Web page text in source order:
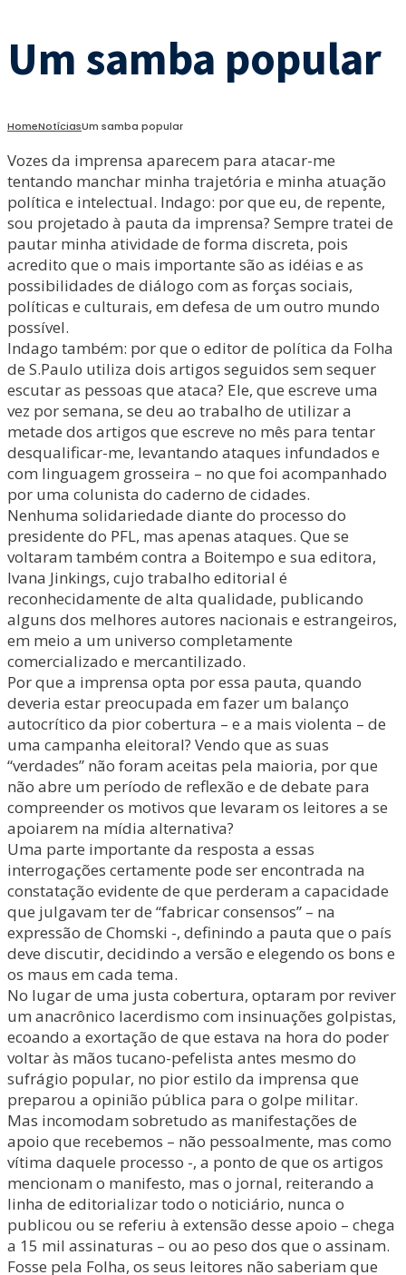
Um samba popular
HomeNotíciasUm samba popular
Vozes da imprensa aparecem para atacar-me
tentando manchar minha trajetória e minha atuação
política e intelectual. Indago: por que eu, de repente,
sou projetado à pauta da imprensa? Sempre tratei de
pautar minha atividade de forma discreta, pois
acredito que o mais importante são as idéias e as
possibilidades de diálogo com as forças sociais,
políticas e culturais, em defesa de um outro mundo
possível.
Indago também: por que o editor de política da Folha
de S.Paulo utiliza dois artigos seguidos sem sequer
escutar as pessoas que ataca? Ele, que escreve uma
vez por semana, se deu ao trabalho de utilizar a
metade dos artigos que escreve no mês para tentar
desqualificar-me, levantando ataques infundados e
com linguagem grosseira – no que foi acompanhado
por uma colunista do caderno de cidades.
Nenhuma solidariedade diante do processo do
presidente do PFL, mas apenas ataques. Que se
voltaram também contra a Boitempo e sua editora,
Ivana Jinkings, cujo trabalho editorial é
reconhecidamente de alta qualidade, publicando
alguns dos melhores autores nacionais e estrangeiros,
em meio a um universo completamente
comercializado e mercantilizado.
Por que a imprensa opta por essa pauta, quando
deveria estar preocupada em fazer um balanço
autocrítico da pior cobertura – e a mais violenta – de
uma campanha eleitoral? Vendo que as suas
“verdades” não foram aceitas pela maioria, por que
não abre um período de reflexão e de debate para
compreender os motivos que levaram os leitores a se
apoiarem na mídia alternativa?
Uma parte importante da resposta a essas
interrogações certamente pode ser encontrada na
constatação evidente de que perderam a capacidade
que julgavam ter de “fabricar consensos” – na
expressão de Chomski -, definindo a pauta que o país
deve discutir, decidindo a versão e elegendo os bons e
os maus em cada tema.
No lugar de uma justa cobertura, optaram por reviver
um anacrônico lacerdismo com insinuações golpistas,
ecoando a exortação de que estava na hora do poder
voltar às mãos tucano-pefelista antes mesmo do
sufrágio popular, no pior estilo da imprensa que
preparou a opinião pública para o golpe militar.
Mas incomodam sobretudo as manifestações de
apoio que recebemos – não pessoalmente, mas como
vítima daquele processo -, a ponto de que os artigos
mencionam o manifesto, mas o jornal, reiterando a
linha de editorializar todo o noticiário, nunca o
publicou ou se referiu à extensão desse apoio – chega
a 15 mil assinaturas – ou ao peso dos que o assinam.
Fosse pela Folha, os seus leitores não saberiam que